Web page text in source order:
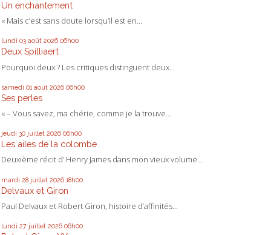
Un enchantement
« Mais c’est sans doute lorsqu’il est en...
lundi 03 août 2026 06h00
Deux Spilliaert
Pourquoi deux ? Les critiques distinguent deux...
samedi 01 août 2026 06h00
Ses perles
« – Vous savez, ma chérie, comme je la trouve...
jeudi 30 juillet 2026 06h00
Les ailes de la colombe
Deuxième récit d’ Henry James dans mon vieux volume...
mardi 28 juillet 2026 18h00
Delvaux et Giron
Paul Delvaux et Robert Giron, histoire d’affinités...
lundi 27 juillet 2026 06h00